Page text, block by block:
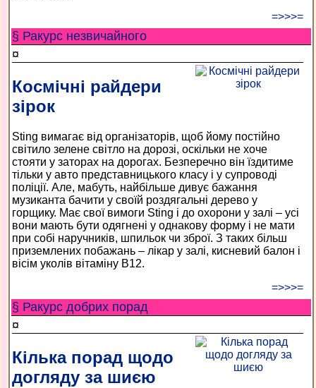
=>>>=
§ Ракурс незвичайного
¤
Космічні райдери
зірок
Sting вимагає від організаторів, щоб йому постійно
світило зелене світло на дорозі, оскільки не хоче
стояти у заторах на дорогах. Безперечно він їздитиме
тільки у авто представницького класу і у супроводі
поліції. Але, мабуть, найбільше дивує бажання
музиканта бачити у своїй роздягальні дерево у
горщику. Має свої вимоги Sting і до охорони у залі – усі
вони мають бути одягнені у однакову форму і не мати
при собі наручників, шпильок чи зброї. З таких більш
приземлених побажань – лікар у залі, кисневий балон і
вісім уколів вітаміну В12.
=>>>=
§ Ракурс добрих порад
¤
Кілька порад щодо
догляду за шиєю